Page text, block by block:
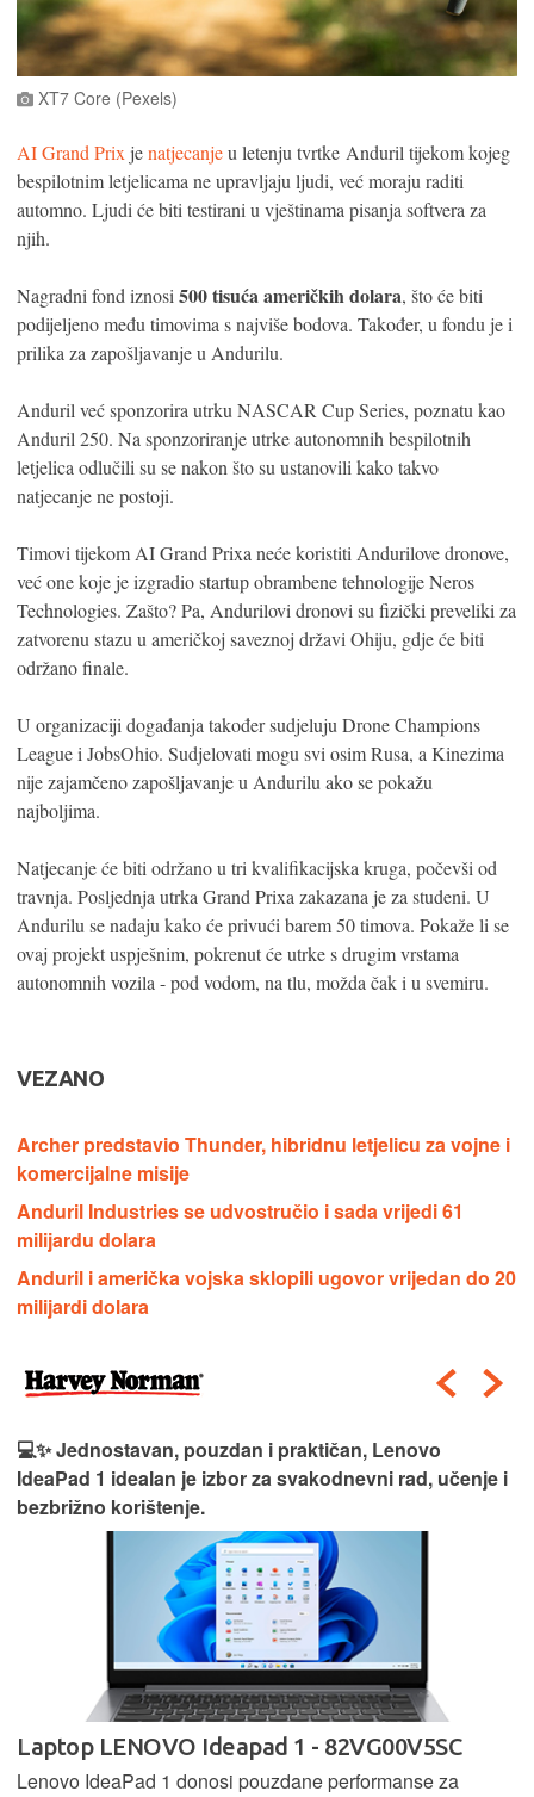
XT7 Core (Pexels)
AI Grand Prix jenatjecanjeu letenju tvrtke Anduril tijekom kojeg
bespilotnim letjelicama ne upravljaju ljudi, već moraju raditi
automno. Ljudi će biti testirani u vještinama pisanja softvera za
njih.
Nagradni fond iznosi 500 tisuća američkih dolara, što će biti
podijeljeno među timovima s najviše bodova. Također, u fondu je i
prilika za zapošljavanje u Andurilu.
Anduril već sponzorira utrku NASCAR Cup Series, poznatu kao
Anduril 250. Na sponzoriranje utrke autonomnih bespilotnih
letjelica odlučili su se nakon što su ustanovili kako takvo
natjecanje ne postoji.
Timovi tijekom AI Grand Prixa neće koristiti Andurilove dronove,
već one koje je izgradio startup obrambene tehnologije Neros
Technologies. Zašto? Pa, Andurilovi dronovi su fizički preveliki za
zatvorenu stazu u američkoj saveznoj državi Ohiju, gdje će biti
održano finale.
U organizaciji događanja također sudjeluju Drone Champions
League i JobsOhio. Sudjelovati mogu svi osim Rusa, a Kinezima
nije zajamčeno zapošljavanje u Andurilu ako se pokažu
najboljima.
Natjecanje će biti održano u tri kvalifikacijska kruga, počevši od
travnja. Posljednja utrka Grand Prixa zakazana je za studeni. U
Andurilu se nadaju kako će privući barem 50 timova. Pokaže li se
ovaj projekt uspješnim, pokrenut će utrke s drugim vrstama
autonomnih vozila - pod vodom, na tlu, možda čak i u svemiru.
VEZANO
Archer predstavio Thunder, hibridnu letjelicu za vojne i
komercijalne misije
Anduril Industries se udvostručio i sada vrijedi 61
milijardu dolara
Anduril i američka vojska sklopili ugovor vrijedan do 20
milijardi dolara
💻✨ Jednostavan, pouzdan i praktičan, Lenovo
IdeaPad 1 idealan je izbor za svakodnevni rad, učenje i
bezbrižno korištenje.
Laptop LENOVO Ideapad 1 - 82VG00V5SC
Lenovo IdeaPad 1 donosi pouzdane performanse za